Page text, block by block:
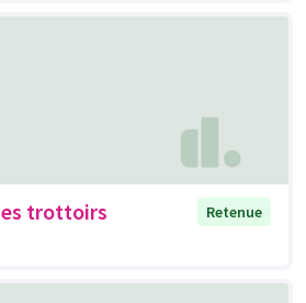
trottoirs
Retenue